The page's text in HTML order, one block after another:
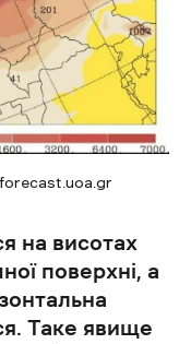
на висотах
поверхні, а
Таке явище